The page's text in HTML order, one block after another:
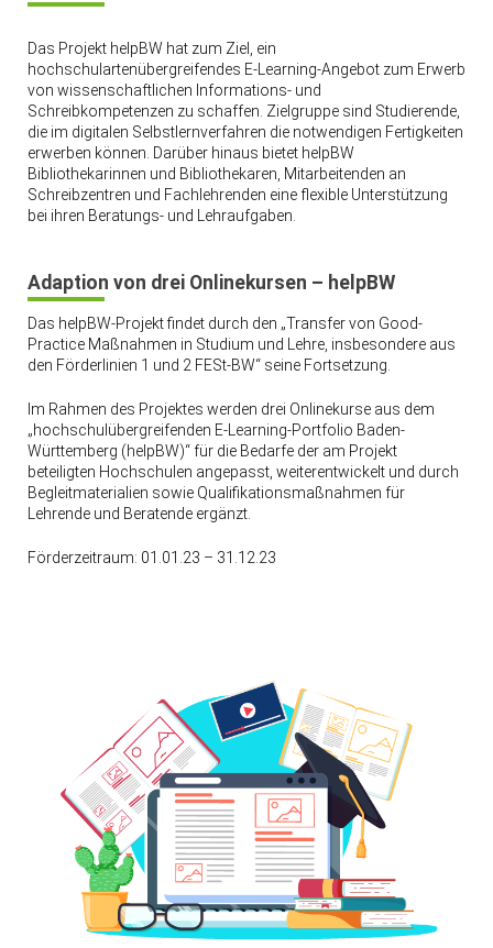
Das Projekt helpBW hat zum Ziel, ein
hochschulartenübergreifendes E-Learning-Angebot zum Erwerb
von wissenschaftlichen Informations- und
Schreibkompetenzen zu schaffen. Zielgruppe sind Studierende,
die im digitalen Selbstlernverfahren die notwendigen Fertigkeiten
erwerben können. Darüber hinaus bietet helpBW
Bibliothekarinnen und Bibliothekaren, Mitarbeitenden an
Schreibzentren und Fachlehrenden eine flexible Unterstützung
bei ihren Beratungs- und Lehraufgaben.
Adaption von drei Onlinekursen – helpBW
Das helpBW-Projekt findet durch den „Transfer von Good-
Practice Maßnahmen in Studium und Lehre, insbesondere aus
den Förderlinien 1 und 2 FESt-BW“ seine Fortsetzung.
Im Rahmen des Projektes werden drei Onlinekurse aus dem
„hochschulübergreifenden E-Learning-Portfolio Baden-
Württemberg (helpBW)“ für die Bedarfe der am Projekt
beteiligten Hochschulen angepasst, weiterentwickelt und durch
Begleitmaterialien sowie Qualifikationsmaßnahmen für
Lehrende und Beratende ergänzt.
Förderzeitraum: 01.01.23 – 31.12.23